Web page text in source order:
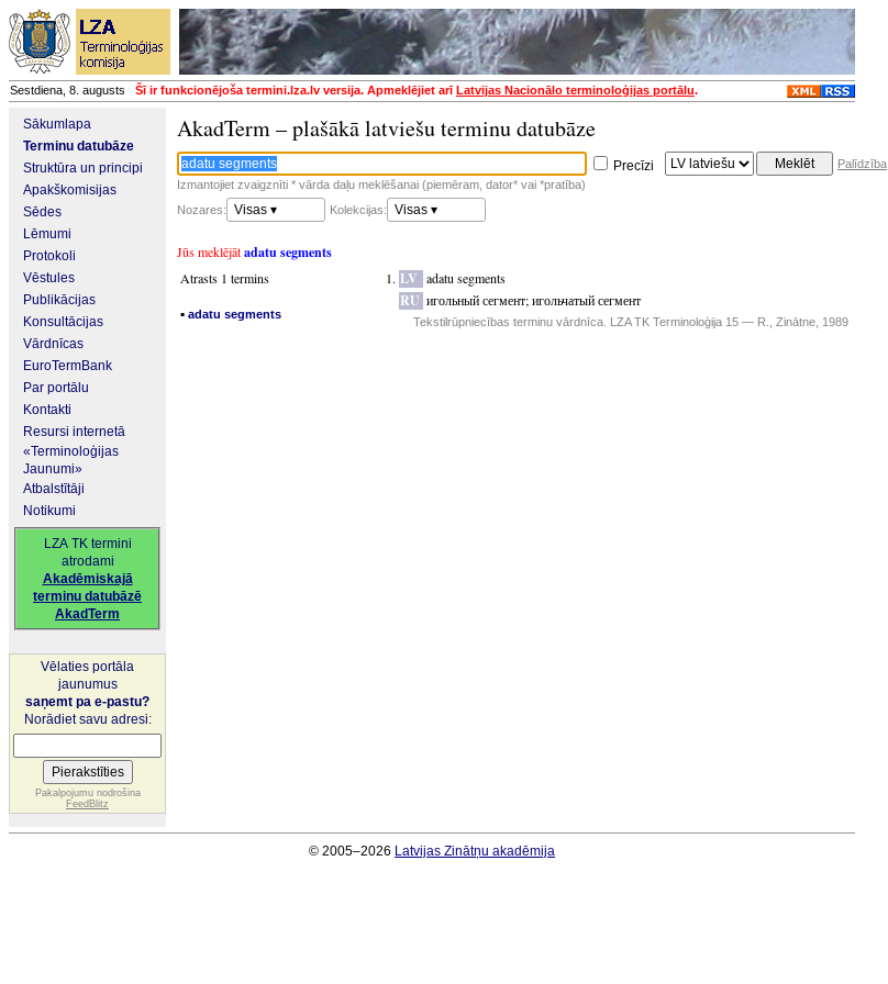
Sestdiena, 8. augusts Šī ir funkcionējoša termini.lza.lv versija. Apmeklējiet arīLatvijas Nacionālo terminoloģijas portālu.
Sākumlapa
Terminu datubāze
Struktūra un principi
Apakškomisijas
Sēdes
Lēmumi
Protokoli
Vēstules
Publikācijas
Konsultācijas
Vārdnīcas
EuroTermBank
Par portālu
Kontakti
Resursi internetā
«Terminoloģijas
Jaunumi»
Atbalstītāji
Notikumi
LZA TK termini
atrodami
Akadēmiskajā
terminu datubāzē
AkadTerm
Vēlaties portāla
jaunumus
saņemt pa e-pastu?
Norādiet savu adresi:
Pakalpojumu nodrošina
FeedBlitz
AkadTerm – plašākā latviešu terminu datubāze
Precīzi
Palīdzība
Izmantojiet zvaigznīti * vārda daļu meklēšanai (piemēram, dator* vai *pratība)
Nozares:
Visas ▾ Kolekcijas: Visas ▾
Jūs meklējātadatu segments
Atrasts 1 termins
▪ adatu segments
LV adatu segments
RU игольный сегмент;игольчатый сегмент
Tekstilrūpniecības terminu vārdnīca. LZA TK Terminoloģija 15 — R., Zinātne, 1989
© 2005–2026 Latvijas Zinātņu akadēmija